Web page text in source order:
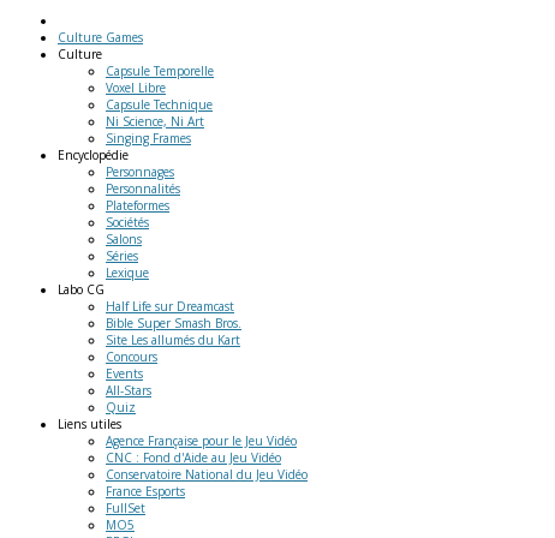
Culture Games
Culture
Capsule Temporelle
Voxel Libre
Capsule Technique
Ni Science, Ni Art
Singing Frames
Encyclopédie
Personnages
Personnalités
Plateformes
Sociétés
Salons
Séries
Lexique
Labo CG
Half Life sur Dreamcast
Bible Super Smash Bros.
Site Les allumés du Kart
Concours
Events
All-Stars
Quiz
Liens utiles
Agence Française pour le Jeu Vidéo
CNC : Fond d'Aide au Jeu Vidéo
Conservatoire National du Jeu Vidéo
France Esports
FullSet
MO5